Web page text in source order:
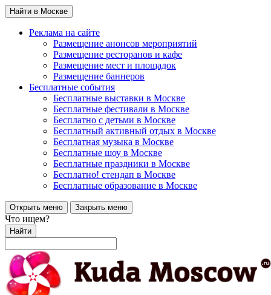
Найти в Москве
Реклама на сайте
Размещение анонсов мероприятий
Размещение ресторанов и кафе
Размещение мест и площадок
Размещение баннеров
Бесплатные события
Бесплатные выставки в Москве
Бесплатные фестивали в Москве
Бесплатно с детьми в Москве
Бесплатный активный отдых в Москве
Бесплатная музыка в Москве
Бесплатные шоу в Москве
Бесплатные праздники в Москве
Бесплатно! стендап в Москве
Бесплатные образование в Москве
Открыть меню Закрыть меню
Что ищем?
Найти